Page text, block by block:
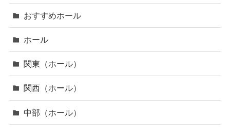
おすすめホール
ホール
関東（ホール）
関西（ホール）
中部（ホール）